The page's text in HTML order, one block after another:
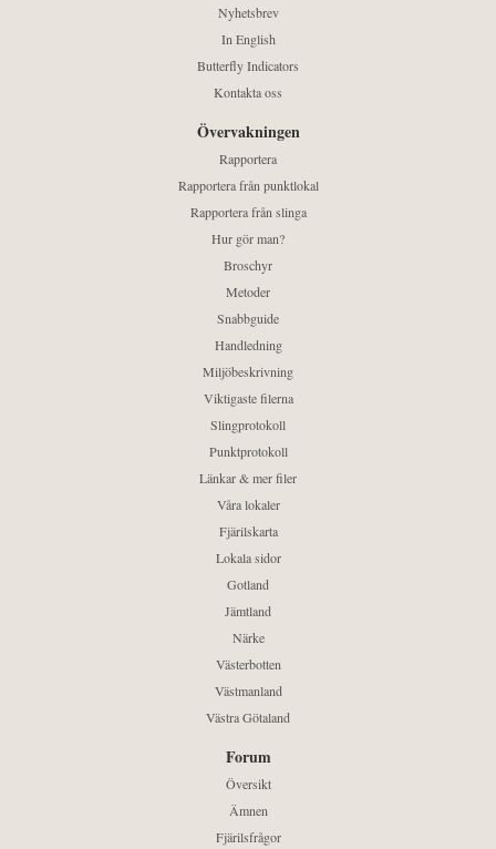
Nyhetsbrev
In English
Butterfly Indicators
Kontakta oss
Övervakningen
Rapportera
Rapportera från punktlokal
Rapportera från slinga
Hur gör man?
Broschyr
Metoder
Snabbguide
Handledning
Miljöbeskrivning
Viktigaste filerna
Slingprotokoll
Punktprotokoll
Länkar & mer filer
Våra lokaler
Fjärilskarta
Lokala sidor
Gotland
Jämtland
Närke
Västerbotten
Västmanland
Västra Götaland
Forum
Översikt
Ämnen
Fjärilsfrågor